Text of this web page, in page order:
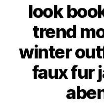
look
trend
winter
faux fur